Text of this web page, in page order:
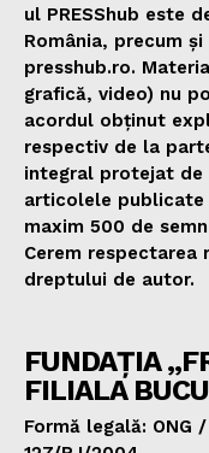
ul PRESShub este
România, precum
presshub.ro.
grafică, video) nu
acordul obținut
respectiv de la
integral protejat de
articolele publicate
maxim 500 de
Cerem
dreptului de autor.
FUNDAȚIA
FILIALA
Formă legală: ONG